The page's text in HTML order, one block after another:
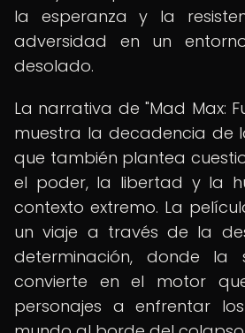
la esperanza y la
adversidad en un
desolado.
La narrativa de "Mad Max:
muestra la decadencia de
que también plantea
el poder, la libertad y la
contexto extremo. La
un viaje a través de la
determinación, donde la
convierte en el motor
personajes a enfrentar